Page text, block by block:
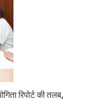
रिपोर्ट की तलब,